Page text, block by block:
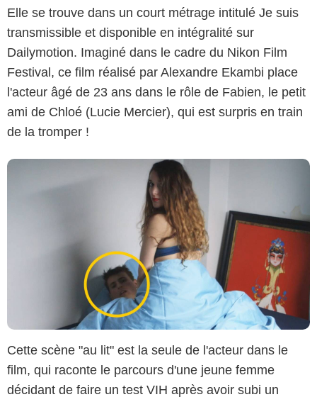
Elle se trouve dans un court métrage intitulé Je suis
transmissible et disponible en intégralité sur
Dailymotion. Imaginé dans le cadre du Nikon Film
Festival, ce film réalisé par Alexandre Ekambi place
l'acteur âgé de 23 ans dans le rôle de Fabien, le petit
ami de Chloé (Lucie Mercier), qui est surpris en train
de la tromper !
Cette scène "au lit" est la seule de l'acteur dans le
film, qui raconte le parcours d'une jeune femme
décidant de faire un test VIH après avoir subi un